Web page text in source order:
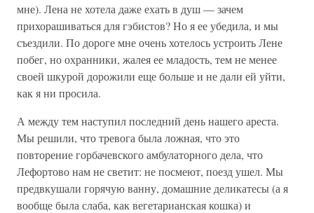
мне). Лена не хотела даже ехать в душ — зачем
прихорашиваться для гэбистов? Но я ее убедила, и мы
съездили. По дороге мне очень хотелось устроить Лене
побег, но охранники, жалея ее младость, тем не менее
своей шкурой дорожили еще больше и не дали ей уйти,
как я ни просила.
А между тем наступил последний день нашего ареста.
Мы решили, что тревога была ложная, что это
повторение горбачевского амбулаторного дела, что
Лефортово нам не светит: не посмеют, поезд ушел. Мы
предвкушали горячую ванну, домашние деликатесы (а я
вообще была слаба, как вегетарианская кошка) и